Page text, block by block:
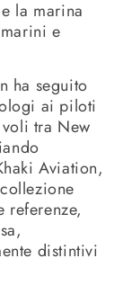
la marina
e
ha seguito
ai piloti
tra New
Aviation,
referenze,
distintivi